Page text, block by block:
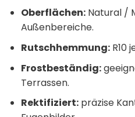
Oberflächen:Natural /
Außenbereiche.
Rutschhemmung:R10
Frostbeständig:
Terrassen.
Rektifiziert:präzise